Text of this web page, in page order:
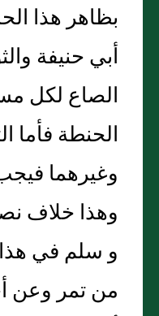
بظاهر هذا
أبي حنيفة
الصاع لكل
الحنطة فأما
وغيرهما
وهذا خلاف
و سلم في
من تمر وعن